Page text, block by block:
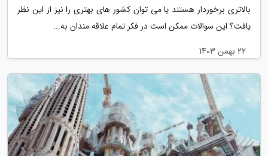
بالاتری برخوردار هستند یا می توان کشور های بهتری را نیز از این نظر
یافت؟ این سوالات ممکن است در فکر تمام علاقه مندان به...
22 بهمن 1403